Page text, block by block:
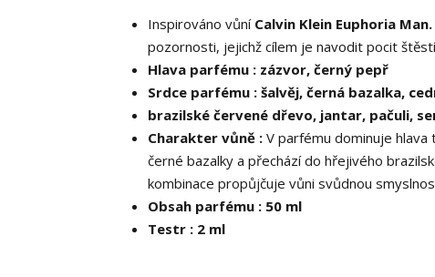
Inspirováno vůní Calvin Klein Euphoria Man.
pozornosti, jejichž cílem je navodit pocit
Hlava parfému : zázvor, černý pepř
Srdce parfému : šalvěj, černá bazalka,
brazilské červené dřevo, jantar, pačuli,
Charakter vůně : V parfému dominuje
černé bazalky a přechází do hřejivého
kombinace propůjčuje vůni svůdnou
Obsah parfému : 50 ml
Testr : 2 ml